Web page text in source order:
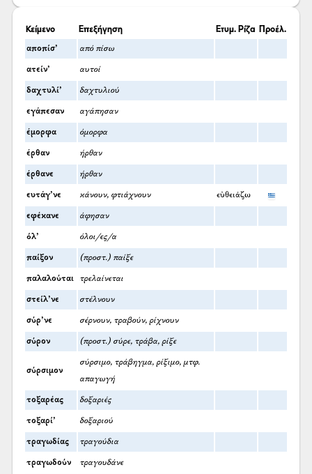
Κείμενο Επεξήγηση Ετυμ. Ρίζα Προέλ.
αποπίσ’ από πίσω
ατείν’ αυτοί
δαχτυλί’ δαχτυλιού
εγάπεσαν αγάπησαν
έμορφα όμορφα
έρθαν ήρθαν
έρθανε ήρθαν
ευτάγ’νε κάνουν, φτιάχνουν εὐθειάζω
εφέκανε άφησαν
όλ’ όλοι/ες/α
παίξον (προστ.) παίξε
παλαλούται τρελαίνεται
στείλ’νε στέλνουν
σύρ’νε σέρνουν, τραβούν, ρίχνουν
σύρον (προστ.) σύρε, τράβα, ρίξε
σύρσιμον
σύρσιμο, τράβηγμα, ρίξιμο, μτφ.
απαγωγή
τοξαρέας δοξαριές
τοξαρί’ δοξαριού
τραγωδίας τραγούδια
τραγωδούν τραγουδάνε